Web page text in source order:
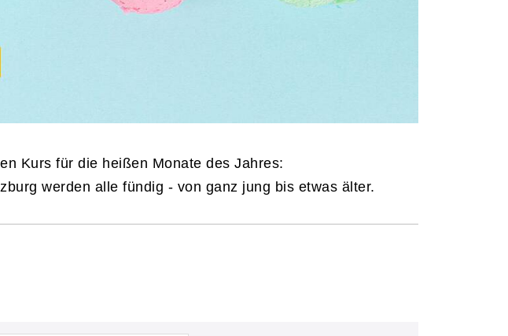
Kurs für die heißen Monate des Jahres:
werden alle fündig - von ganz jung bis etwas älter.